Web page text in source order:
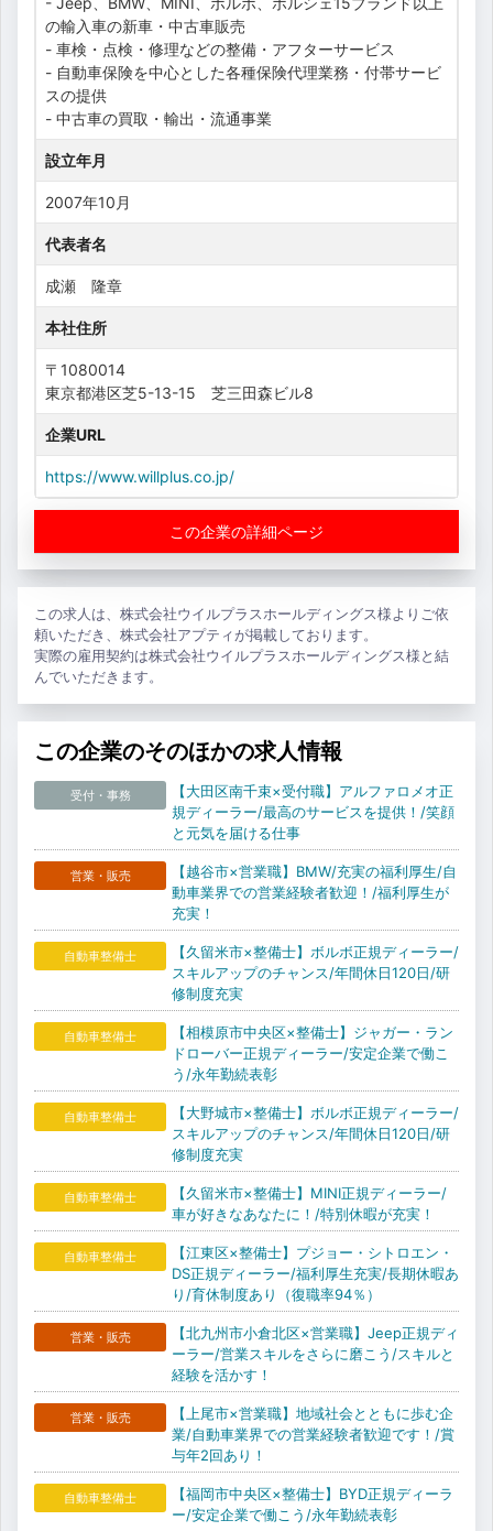
の輸入車の新車・中古車販売
- 車検・点検・修理などの整備・アフターサービス
- 自動車保険を中心とした各種保険代理業務・付帯サービ
スの提供
- 中古車の買取・輸出・流通事業
設立年月
2007年10月
代表者名
成瀬 隆章
本社住所
〒1080014
東京都港区芝5-13-15 芝三田森ビル8
企業URL
https://www.willplus.co.jp/
この企業の詳細ページ
この求人は、株式会社ウイルプラスホールディングス様よりご依
頼いただき、株式会社アプティが掲載しております。
実際の雇用契約は株式会社ウイルプラスホールディングス様と結
んでいただきます。
この企業のそのほかの求人情報
受付・事務
【大田区南千束×受付職】アルファロメオ正
規ディーラー/最高のサービスを提供！/笑顔
と元気を届ける仕事
営業・販売
【越谷市×営業職】BMW/充実の福利厚生/自
動車業界での営業経験者歓迎！/福利厚生が
充実！
自動車整備士
【久留米市×整備士】ボルボ正規ディーラー/
スキルアップのチャンス/年間休日120日/研
修制度充実
自動車整備士
【相模原市中央区×整備士】ジャガー・ラン
ドローバー正規ディーラー/安定企業で働こ
う/永年勤続表彰
自動車整備士
【大野城市×整備士】ボルボ正規ディーラー/
スキルアップのチャンス/年間休日120日/研
修制度充実
自動車整備士
【久留米市×整備士】MINI正規ディーラー/
車が好きなあなたに！/特別休暇が充実！
自動車整備士
【江東区×整備士】プジョー・シトロエン・
DS正規ディーラー/福利厚生充実/長期休暇あ
り/育休制度あり（復職率94％）
営業・販売
【北九州市小倉北区×営業職】Jeep正規ディ
ーラー/営業スキルをさらに磨こう/スキルと
経験を活かす！
営業・販売
【上尾市×営業職】地域社会とともに歩む企
業/自動車業界での営業経験者歓迎です！/賞
与年2回あり！
自動車整備士
【福岡市中央区×整備士】BYD正規ディーラ
ー/安定企業で働こう/永年勤続表彰